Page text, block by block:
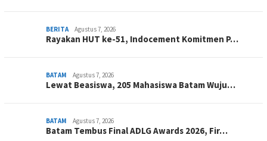
BERITA Agustus 7, 2026
Rayakan HUT ke-51, Indocement Komitmen P…
BATAM Agustus 7, 2026
Lewat Beasiswa, 205 Mahasiswa Batam Wuju…
BATAM Agustus 7, 2026
Batam Tembus Final ADLG Awards 2026, Fir…